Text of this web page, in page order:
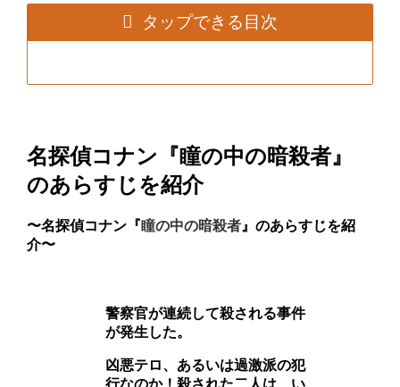
タップできる目次
名探偵コナン『瞳の中の暗殺者』
のあらすじを紹介
〜名探偵コナン『瞳の中の暗殺者 』のあらすじを紹
介〜
警察官が連続して殺される事件
が発生した。
凶悪テロ、あるいは過激派の犯
行なのか！殺された二人は、い